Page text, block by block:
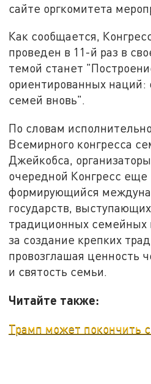
сайте оргкомитета
Как сообщается,
проведен в 11-й раз в
темой станет
ориентированных наций:
семей вновь".
По словам
Всемирного конгресса
Джейкобса,
очередной Конгресс еще
формирующийся
государств,
традиционных семейных
за создание крепких
провозглашая ценность
и святость семьи.
Читайте также:
Трамп может покончить